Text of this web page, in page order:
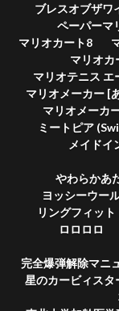
ブレスオブザワ
ペーパーマ
マリオカート8
マリオカ
マリオテニス エ
マリオメーカー [
マリオメーカ
ミートピア
メイドイ
やわらかあ
ヨッシーウー
リングフィッ
ロロロロ
完全爆弾解除マニ
星のカービィスタ